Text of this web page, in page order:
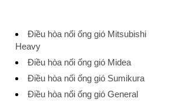
Điều hòa nối ống gió Mitsubishi
Heavy
Điều hòa nối ống gió Midea
Điều hòa nối ống gió Sumikura
Điều hòa nối ống gió General